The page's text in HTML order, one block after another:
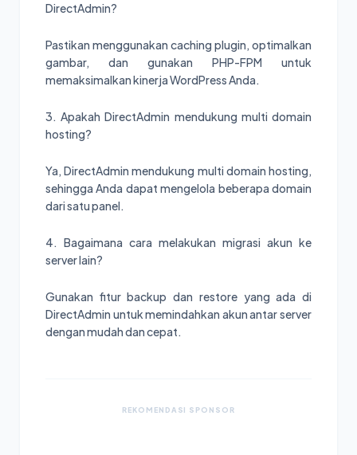
DirectAdmin?
Pastikan menggunakan caching plugin, optimalkan
gambar, dan gunakan PHP-FPM untuk
memaksimalkan kinerja WordPress Anda.
3. Apakah DirectAdmin mendukung multi domain
hosting?
Ya, DirectAdmin mendukung multi domain hosting,
sehingga Anda dapat mengelola beberapa domain
dari satu panel.
4. Bagaimana cara melakukan migrasi akun ke
server lain?
Gunakan fitur backup dan restore yang ada di
DirectAdmin untuk memindahkan akun antar server
dengan mudah dan cepat.
REKOMENDASI SPONSOR